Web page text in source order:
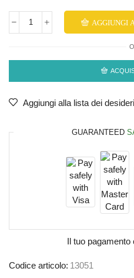
AGGIUNGI
O
Aggiungi alla lista dei desideri
GUARANTEED
Il tuo pagamento
Codice articolo: 13051